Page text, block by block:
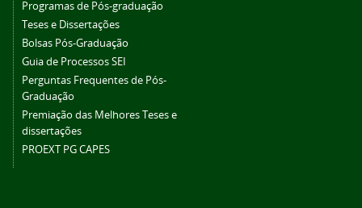
Programas de Pós-graduação
Teses e Dissertações
Bolsas Pós-Graduação
Guia de Processos SEI
Perguntas Frequentes de Pós-
Graduação
Premiação das Melhores Teses e
dissertações
PROEXT PG CAPES